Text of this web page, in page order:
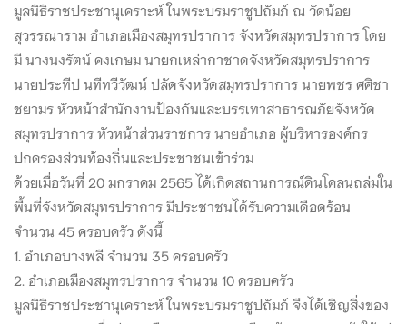
มูลนิธิราชประชานุเคราะห์ ในพระบรมราชูปถัมภ์ ณ วัดน้อย
สุวรรณาราม อำเภอเมืองสมุทรปราการ จังหวัดสมุทรปราการ โดย
มี นางนงรัตน์ คงเกษม นายกเหล่ากาชาดจังหวัดสมุทรปราการ
นายประทีป นทีทวีวัฒน์ ปลัดจังหวัดสมุทรปราการ นายพชร ศศิชา
ชยามร หัวหน้าสำนักงานป้องกันและบรรเทาสาธารณภัยจังหวัด
สมุทรปราการ หัวหน้าส่วนราชการ นายอำเภอ ผู้บริหารองค์กร
ปกครองส่วนท้องถิ่นและประชาชนเข้าร่วม
ด้วยเมื่อวันที่ 20 มกราคม 2565 ได้เกิดสถานการณ์ดินโคลนถล่มใน
พื้นที่จังหวัดสมุทรปราการ มีประชาชนได้รับความเดือดร้อน
จำนวน 45 ครอบครัว ดังนี้
1. อำเภอบางพลี จำนวน 35 ครอบครัว
2. อำเภอเมืองสมุทรปราการ จำนวน 10 ครอบครัว
มูลนิธิราชประชานุเคราะห์ ในพระบรมราชูปถัมภ์ จึงได้เชิญสิ่งของ